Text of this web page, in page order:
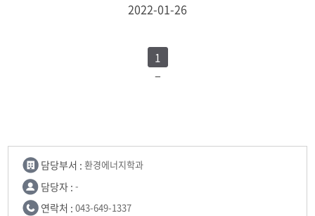
2022-01-26
1
담당부서 : 환경에너지학과
담당자 : -
연락처 : 043-649-1337